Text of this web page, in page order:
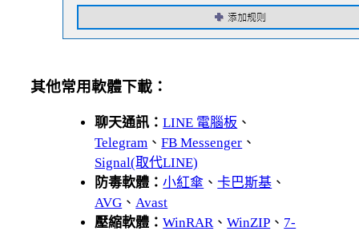
其他常用軟體下載：
聊天通訊：LINE 電腦板 、
Telegram 、FB Messenger 、
Signal(取代LINE)
防毒軟體：小紅傘 、卡巴斯基 、
AVG 、 Avast
壓縮軟體：WinRAR 、WinZIP 、 7-